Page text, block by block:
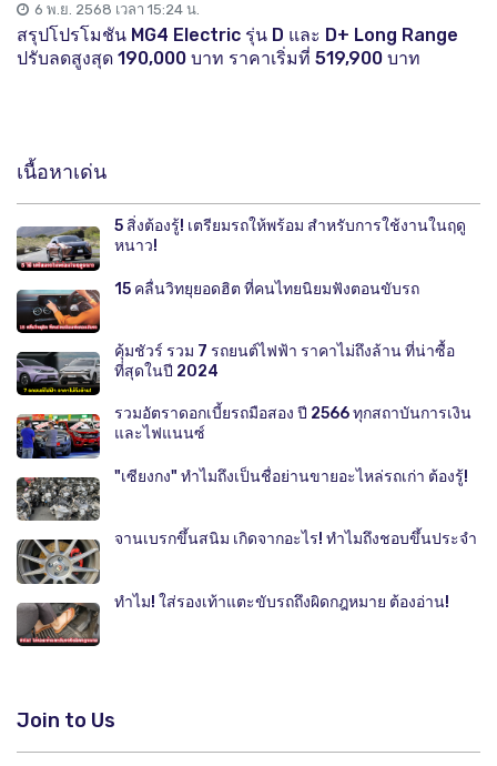
6 พ.ย. 2568 เวลา 15:24 น.
สรุปโปรโมชัน MG4 Electric รุ่น D และ D+ Long Range
ปรับลดสูงสุด 190,000 บาท ราคาเริ่มที่ 519,900 บาท
เนื้อหาเด่น
5 สิ่งต้องรู้! เตรียมรถให้พร้อม สำหรับการใช้งานในฤดู
หนาว!
15 คลื่นวิทยุยอดฮิต ที่คนไทยนิยมฟังตอนขับรถ
คุ้มชัวร์ รวม 7 รถยนต์ไฟฟ้า ราคาไม่ถึงล้าน ที่น่าซื้อ
ที่สุดในปี 2024
รวมอัตราดอกเบี้ยรถมือสอง ปี 2566 ทุกสถาบันการเงิน
และไฟแนนซ์
"เซียงกง" ทำไมถึงเป็นชื่อย่านขายอะไหล่รถเก่า ต้องรู้!
จานเบรกขึ้นสนิม เกิดจากอะไร! ทำไมถึงชอบขึ้นประจำ
ทำไม! ใส่รองเท้าแตะขับรถถึงผิดกฎหมาย ต้องอ่าน!
Join to Us